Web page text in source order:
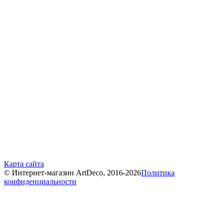
Карта сайта
© Интернет-магазин ArtDeco, 2016-2026Политика
конфиденциальности